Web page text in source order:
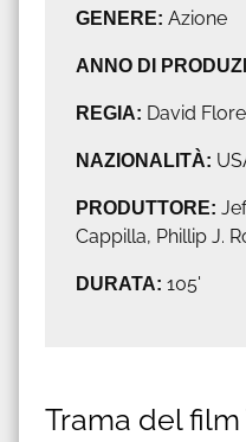
GENERE: Azione
ANNO DI
REGIA: David
NAZIONALITÀ:
PRODUTTORE:
Cappilla, Phillip J.
DURATA: 105'
Trama del film